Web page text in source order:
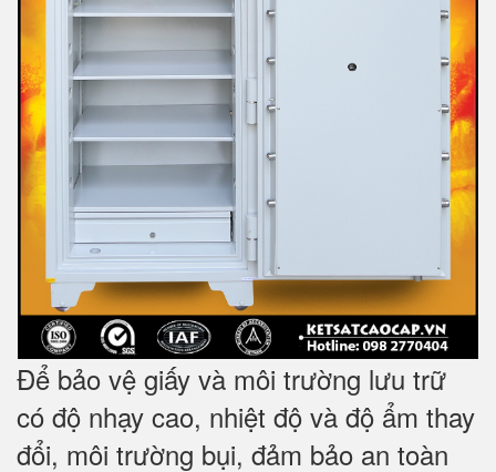
Để bảo vệ giấy và môi trường lưu trữ
có độ nhạy cao, nhiệt độ và độ ẩm thay
đổi, môi trường bụi, đảm bảo an toàn